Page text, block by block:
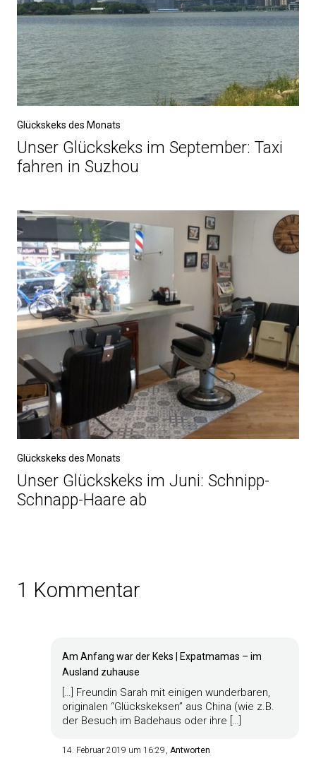
Glückskeks des Monats
Unser Glückskeks im September: Taxi
fahren in Suzhou
Glückskeks des Monats
Unser Glückskeks im Juni: Schnipp-
Schnapp-Haare ab
1 Kommentar
Am Anfang war der Keks | Expatmamas – im
Ausland zuhause
[…] Freundin Sarah mit einigen wunderbaren,
originalen “Glückskeksen” aus China (wie z.B.
der Besuch im Badehaus oder ihre […]
14. Februar 2019 um 16:29 Antworten